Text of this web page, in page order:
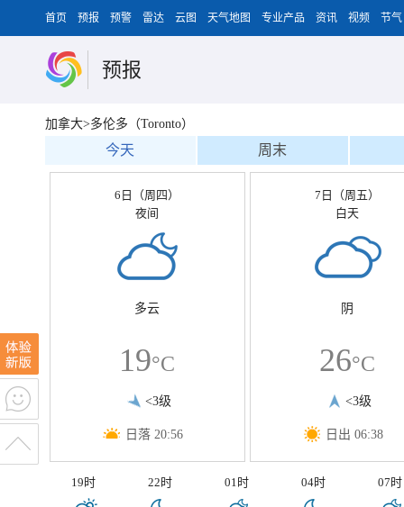
首页 预报 预警 雷达 云图 天气地图 专业产品 资讯 视频 节气
预报
加拿大>多伦多（Toronto）
今天 周末
6日（周四）
夜间
多云
19°C
<3级
日落 20:56
7日（周五）
白天
阴
26°C
<3级
日出 06:38
19时 22时 01时 04时 07时